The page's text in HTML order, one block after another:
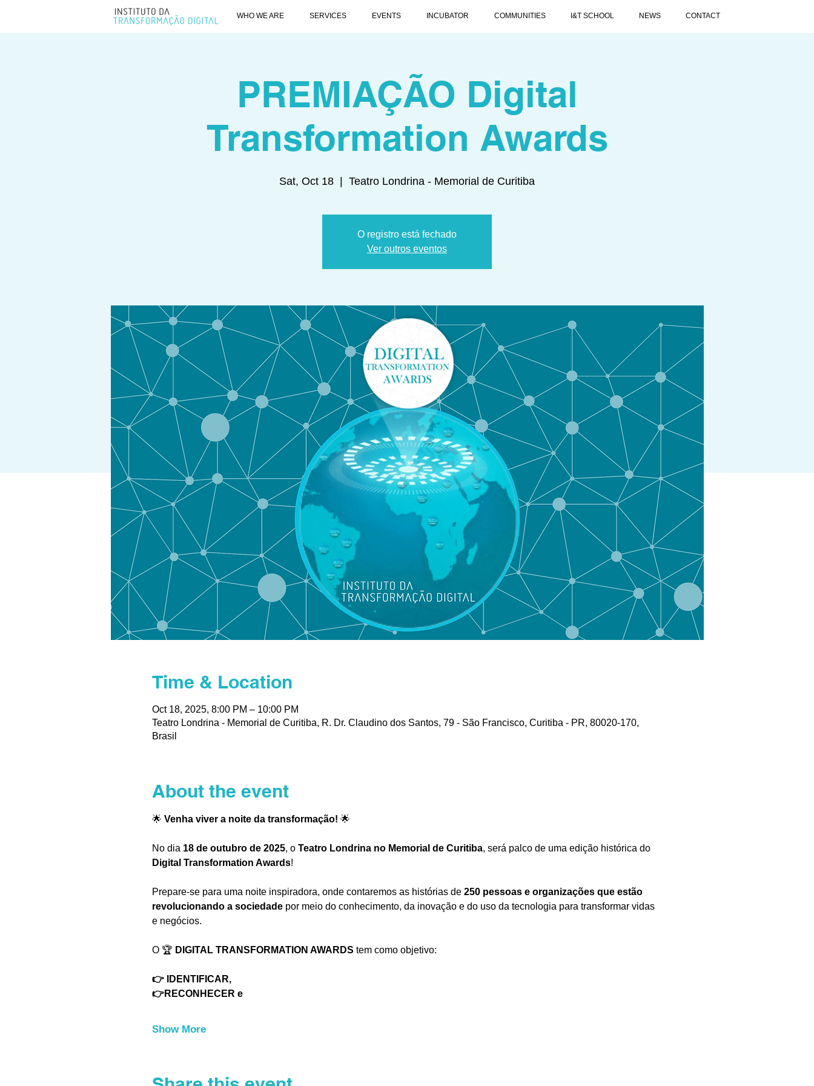
WHO WE ARE SERVICES EVENTS INCUBATOR COMMUNITIES I&T SCHOOL NEWS CONTACT
PREMIAÇÃO Digital
Transformation Awards
Sat, Oct 18 Teatro Londrina - Memorial de Curitiba
O registro está fechado
Ver outros eventos
Time & Location
Oct 18, 2025, 8:00 PM – 10:00 PM
Teatro Londrina - Memorial de Curitiba, R. Dr. Claudino dos Santos, 79 - São Francisco, Curitiba - PR, 80020-170,
Brasil
About the event
🌟 Venha viver a noite da transformação! 🌟
No dia 18 de outubro de 2025, o Teatro Londrina no Memorial de Curitiba, será palco de uma edição histórica do
Digital Transformation Awards!
Prepare-se para uma noite inspiradora, onde contaremos as histórias de 250 pessoas e organizações que estão
revolucionando a sociedade por meio do conhecimento, da inovação e do uso da tecnologia para transformar vidas
e negócios.
O 🏆 DIGITAL TRANSFORMATION AWARDS tem como objetivo:
👉 IDENTIFICAR,
👉RECONHECER e
Show More